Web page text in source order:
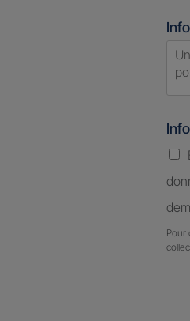
Pour